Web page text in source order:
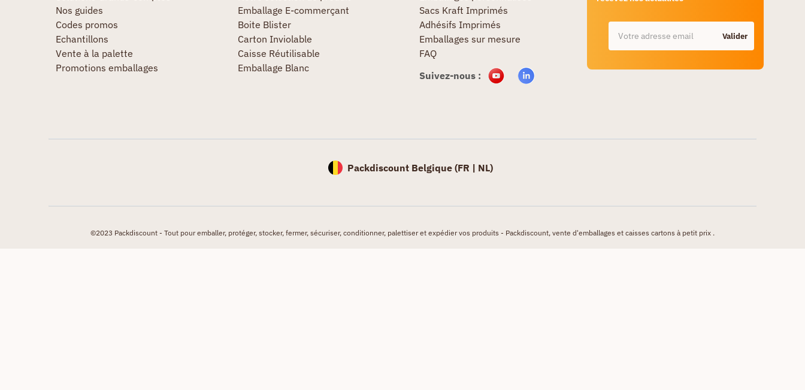
Valider
Nos guides
Codes promos
Echantillons
Vente à la palette
Promotions emballages
Emballage E-commerçant
Boite Blister
Carton Inviolable
Caisse Réutilisable
Emballage Blanc
Sacs Kraft Imprimés
Adhésifs Imprimés
Emballages sur mesure
FAQ
Suivez-nous :
Packdiscount Belgique (FR | NL)
©2023 Packdiscount - Tout pour emballer, protéger, stocker, fermer, sécuriser, conditionner, palettiser et expédier vos produits - Packdiscount, vente d'emballages et caisses cartons à petit prix .